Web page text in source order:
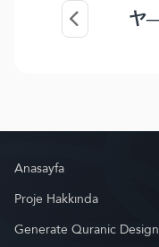
ヤ
Anasayfa
Proje Hakkında
Generate Quranic